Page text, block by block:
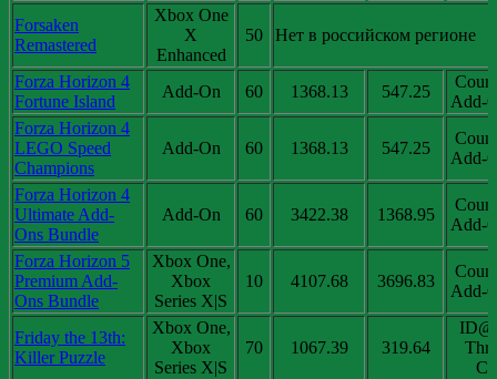
Forsaken
Remastered
Xbox One
X
Enhanced
50 Нет в российском регионе
Forza Horizon 4
Fortune Island
Add-On 60 1368.13 547.25
Add-
Forza Horizon 4
LEGO Speed
Champions
Add-On 60 1368.13 547.25
Add-
Forza Horizon 4
Ultimate Add-
Ons Bundle
Add-On 60 3422.38 1368.95
Add-
Forza Horizon 5
Premium Add-
Ons Bundle
Xbox One,
Xbox
Series X|S
10 4107.68 3696.83
Add-
Friday the 13th:
Killer Puzzle
Xbox One,
Xbox
Series X|S
70 1067.39 319.64